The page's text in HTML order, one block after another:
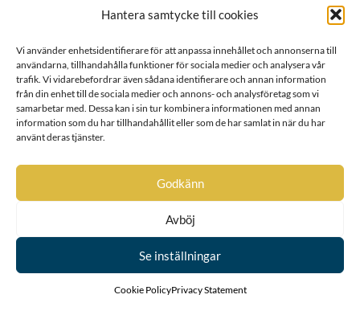
Hantera samtycke till cookies
Vi använder enhetsidentifierare för att anpassa innehållet och annonserna till
användarna, tillhandahålla funktioner för sociala medier och analysera vår
trafik. Vi vidarebefordrar även sådana identifierare och annan information
från din enhet till de sociala medier och annons- och analysföretag som vi
samarbetar med. Dessa kan i sin tur kombinera informationen med annan
information som du har tillhandahållit eller som de har samlat in när du har
använt deras tjänster.
Godkänn
Avböj
Se inställningar
Cookie PolicyPrivacy Statement
Djurfelt
1340
von Dobrokowsky
65
Dohna
Ointroducerad
von Dornfelt
(28 ½)
Douglas
19
Douglas
821
Douglies
361
Drake af Torp och Hamra
1028
Drakensköld
451
Dreffenfelt
Dreffensköld
von Drenteln